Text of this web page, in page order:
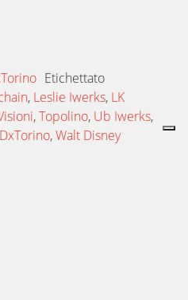
Etichettato
, Leslie Iwerks, LK
,Topolino, Ub Iwerks,
,Walt Disney